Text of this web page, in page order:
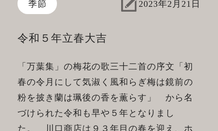
季節 2023年2月21日
令和５年立春大吉
「万葉集」の梅花の歌三十二首の序文「初
春の令月にして気淑く風和らぎ梅は鏡前の
粉を披き蘭は珮後の香を薫らす」 から名
づけられた令和も早や５年となりまし
た。 川口商店は９３年目の春を迎え、ホ